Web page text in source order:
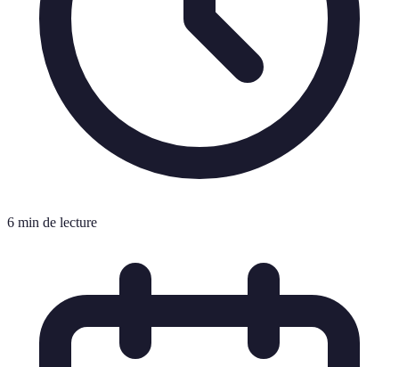
6 min de lecture